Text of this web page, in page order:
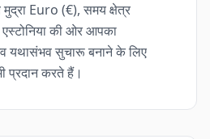
Euro (€), समय क्षेत्र
की ओर आपका
यथासंभव सुचारू बनाने के लिए
प्रदान करते हैं।